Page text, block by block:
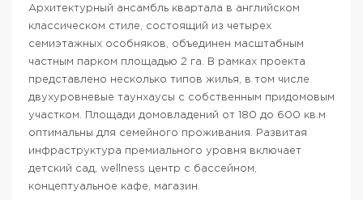
Архитектурный ансамбль квартала в английском
классическом стиле, состоящий из четырех
семиэтажных особняков, объединен масштабным
частным парком площадью 2 га. В рамках проекта
представлено несколько типов жилья, в том числе
двухуровневые таунхаусы с собственным придомовым
участком. Площади домовладений от 180 до 600 кв.м
оптимальны для семейного проживания. Развитая
инфраструктура премиального уровня включает
детский сад, wellness центр с бассейном,
концептуальное кафе, магазин.